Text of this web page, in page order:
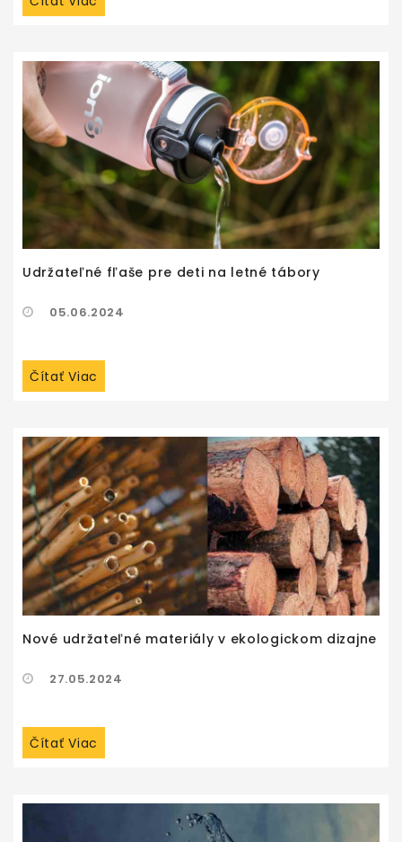
Udržateľné fľaše pre deti na letné tábory
05.06.2024
Čítať Viac
Nové udržateľné materiály v ekologickom dizajne
27.05.2024
Čítať Viac